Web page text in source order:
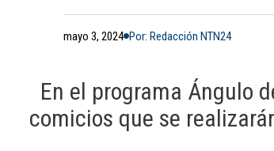
mayo 3, 2024 Por: Redacción NTN24
En el programa Ángulo
comicios que se